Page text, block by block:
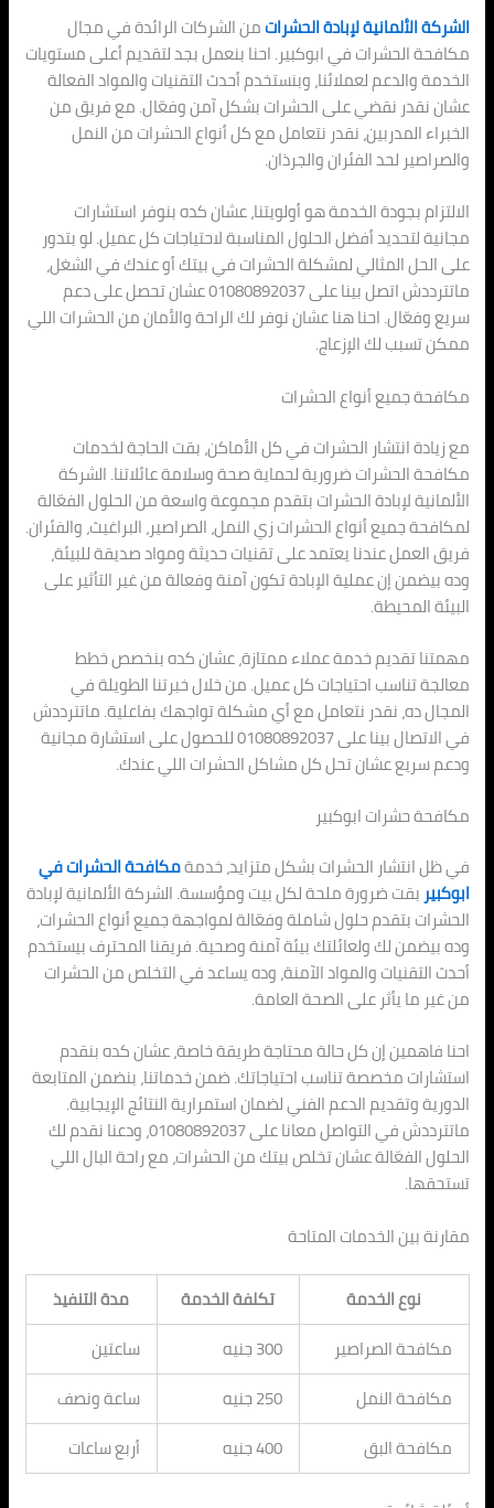
الشركة الألمانية لإبادة الحشراتمن الشركات الرائدة في مجال
مكافحة الحشرات في ابوكبير. احنا بنعمل بجد لتقديم أعلى مستويات
الخدمة والدعم لعملائنا، وبنستخدم أحدث التقنيات والمواد الفعالة
عشان نقدر نقضي على الحشرات بشكل آمن وفعّال. مع فريق من
الخبراء المدربين، نقدر نتعامل مع كل أنواع الحشرات من النمل
والصراصير لحد الفئران والجرذان.
الالتزام بجودة الخدمة هو أولويتنا، عشان كده بنوفر استشارات
مجانية لتحديد أفضل الحلول المناسبة لاحتياجات كل عميل. لو بتدور
على الحل المثالي لمشكلة الحشرات في بيتك أو عندك في الشغل،
ماتترددش اتصل بينا على 01080892037 عشان تحصل على دعم
سريع وفعّال. احنا هنا عشان نوفر لك الراحة والأمان من الحشرات اللي
ممكن تسبب لك الإزعاج.
مكافحة جميع أنواع الحشرات
مع زيادة انتشار الحشرات في كل الأماكن، بقت الحاجة لخدمات
مكافحة الحشرات ضرورية لحماية صحة وسلامة عائلاتنا. الشركة
الألمانية لإبادة الحشرات بتقدم مجموعة واسعة من الحلول الفعّالة
لمكافحة جميع أنواع الحشرات زي النمل، الصراصير، البراغيث، والفئران.
فريق العمل عندنا يعتمد على تقنيات حديثة ومواد صديقة للبيئة،
وده بيضمن إن عملية الإبادة تكون آمنة وفعالة من غير التأثير على
البيئة المحيطة.
مهمتنا تقديم خدمة عملاء ممتازة، عشان كده بنخصص خطط
معالجة تناسب احتياجات كل عميل. من خلال خبرتنا الطويلة في
المجال ده، نقدر نتعامل مع أي مشكلة تواجهك بفاعلية. ماتترددش
في الاتصال بينا على 01080892037 للحصول على استشارة مجانية
ودعم سريع عشان تحل كل مشاكل الحشرات اللي عندك.
مكافحة حشرات ابوكبير
في ظل انتشار الحشرات بشكل متزايد، خدمةمكافحة الحشرات في
ابوكبير بقت ضرورة ملحة لكل بيت ومؤسسة. الشركة الألمانية لإبادة
الحشرات بتقدم حلول شاملة وفعّالة لمواجهة جميع أنواع الحشرات،
وده بيضمن لك ولعائلتك بيئة آمنة وصحية. فريقنا المحترف بيستخدم
أحدث التقنيات والمواد الآمنة، وده يساعد في التخلص من الحشرات
من غير ما يأثر على الصحة العامة.
احنا فاهمين إن كل حالة محتاجة طريقة خاصة، عشان كده بنقدم
استشارات مخصصة تناسب احتياجاتك. ضمن خدماتنا، بنضمن المتابعة
الدورية وتقديم الدعم الفني لضمان استمرارية النتائج الإيجابية.
ماتترددش في التواصل معانا على 01080892037، ودعنا نقدم لك
الحلول الفعّالة عشان تخلص بيتك من الحشرات، مع راحة البال اللي
تستحقها.
مقارنة بين الخدمات المتاحة
نوع الخدمة تكلفة الخدمة
مدة التنفيذ
مكافحة الصراصير
300 جنيه
ساعتين
مكافحة النمل
250 جنيه
ساعة ونصف
مكافحة البق
400 جنيه أربع ساعات